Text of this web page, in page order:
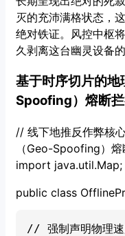
灭的充沛满格状态，
绝对铁证。风控中枢
久剥离这台幽灵设备
基于时序切片的
Spoofing）熔断
// 线下地推反作弊核
（Geo-Spoofing）
import java.util.Map;
public class
// 强制声明物理速